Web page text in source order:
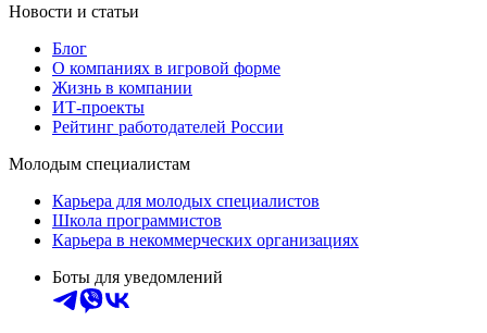
Новости и статьи
Блог
О компаниях в игровой форме
Жизнь в компании
ИТ-проекты
Рейтинг работодателей России
Молодым специалистам
Карьера для молодых специалистов
Школа программистов
Карьера в некоммерческих организациях
Боты для уведомлений